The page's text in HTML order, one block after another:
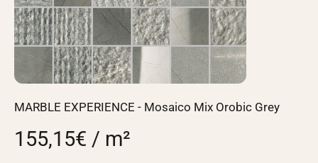
MARBLE EXPERIENCE - Mosaico Mix Orobic Grey
155,15€ / m²